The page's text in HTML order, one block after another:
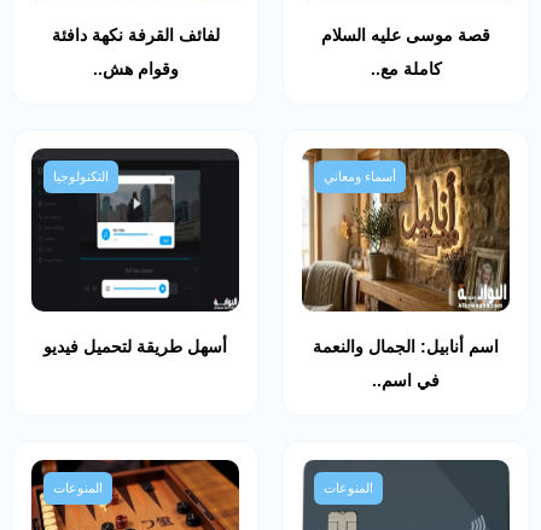
قصة موسى عليه السلام
كاملة مع..
لفائف القرفة نكهة دافئة
وقوام هش..
أسماء ومعاني
اسم أنابيل: الجمال والنعمة
في اسم..
التكنولوجيا
أسهل طريقة لتحميل فيديو
المنوعات المنوعات